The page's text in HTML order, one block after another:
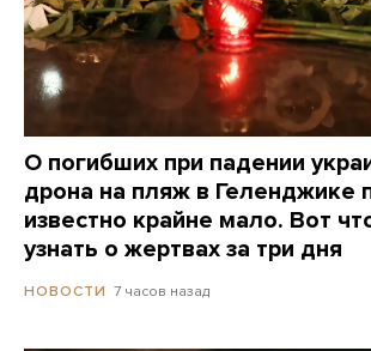
О погибших при падении
дрона на пляж в Геленджике
известно крайне мало. Вот
узнать о жертвах за три дня
НОВОСТИ 7 часов назад